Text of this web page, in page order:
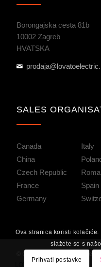
Borongajska cesta 81b
10002 Zagreb
HVATSKA
SALES
Canada
China
Czech Republic
France
Germany
Italy
Spain
LOVATO Electric
Ova stranica koristi
slažete se s
Prihvati postavke